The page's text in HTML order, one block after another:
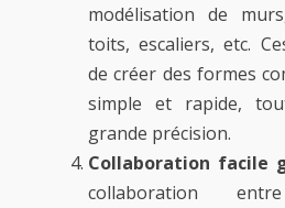
modélisation de
toits, escaliers, etc.
de créer des formes
simple et rapide,
grande précision.
Collaboration facile
collaboration